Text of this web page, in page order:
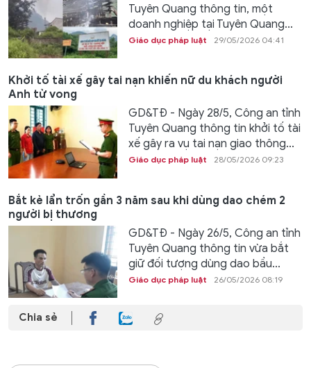
Tuyên Quang thông tin, một
doanh nghiệp tại Tuyên Quang...
Giáo dục pháp luật 29/05/2026 04:41
Khởi tố tài xế gây tai nạn khiến nữ du khách người
Anh tử vong
GD&TĐ - Ngày 28/5, Công an tỉnh
Tuyên Quang thông tin khởi tố tài
xế gây ra vụ tai nạn giao thông...
Giáo dục pháp luật 28/05/2026 09:23
Bắt kẻ lẩn trốn gần 3 năm sau khi dùng dao chém 2
người bị thương
GD&TĐ - Ngày 26/5, Công an tỉnh
Tuyên Quang thông tin vừa bắt
giữ đối tượng dùng dao bầu...
Giáo dục pháp luật 26/05/2026 08:19
Chia sẻ